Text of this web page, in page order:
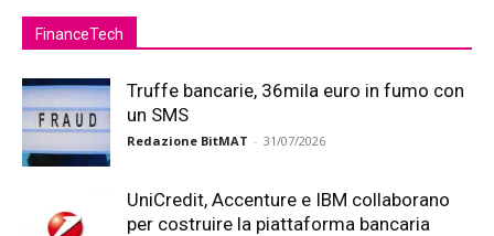
FinanceTech
Truffe bancarie, 36mila euro in fumo con
un SMS
Redazione BitMAT - 31/07/2026
UniCredit, Accenture e IBM collaborano
per costruire la piattaforma bancaria